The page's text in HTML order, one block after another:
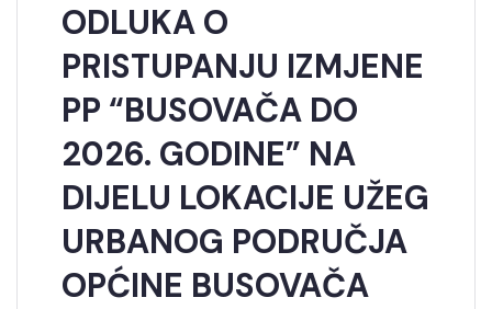
ODLUKA O
PRISTUPANJU IZMJENE
PP “BUSOVAČA DO
2026. GODINE” NA
DIJELU LOKACIJE UŽEG
URBANOG PODRUČJA
OPĆINE BUSOVAČA